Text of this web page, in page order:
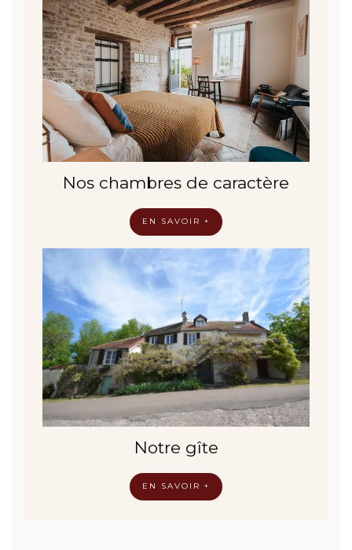
Nos chambres de caractère
EN SAVOIR +
Notre gîte
EN SAVOIR +